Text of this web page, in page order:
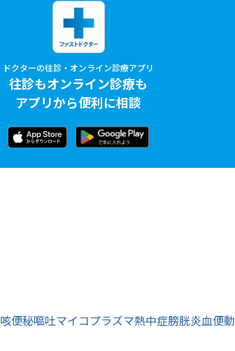
ドクターの往診・オンライン診療アプリ
往診もオンライン診療も
アプリから便利に相談
咳便秘嘔吐マイコプラズマ熱中症膀胱炎血便